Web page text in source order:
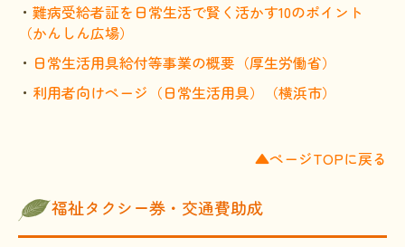
・ 難病受給者証を日常生活で賢く活かす10のポイント
（かんしん広場）
・ 日常生活用具給付等事業の概要（厚生労働省）
・ 利用者向けページ（日常生活用具）（横浜市）
▲ページTOPに戻る
福祉タクシー券・交通費助成